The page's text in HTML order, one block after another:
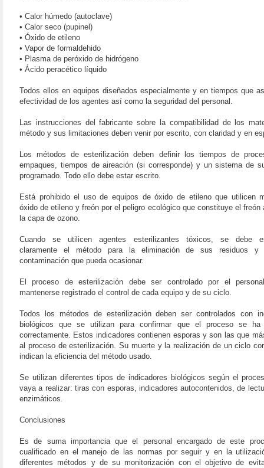
• Calor húmedo (autoclave)
• Calor seco (pupinel)
• Óxido de etileno
• Vapor de formaldehido
• Plasma de peróxido de hidrógeno
• Ácido peracético líquido
Todos ellos en equipos diseñados especialmente y en tiempos que
efectividad de los agentes así como la seguridad del personal.
Las instrucciones del fabricante sobre la compatibilidad de los
método y sus limitaciones deben venir por escrito, con claridad y en
Los métodos de esterilización deben definir los tiempos de
empaques, tiempos de aireación (si corresponde) y un sistema de
programado. Todo ello debe estar escrito.
Está prohibido el uso de equipos de óxido de etileno que utilicen
óxido de etileno y freón por el peligro ecológico que constituye el freón
la capa de ozono.
Cuando se utilicen agentes esterilizantes tóxicos, se debe
claramente el método para la eliminación de sus residuos y
contaminación que pueda ocasionar.
El proceso de esterilización debe ser controlado por el
mantenerse registrado el control de cada equipo y de su ciclo.
Todos los métodos de esterilización deben ser controlados con
biológicos que se utilizan para confirmar que el proceso se ha
correctamente. Estos indicadores contienen esporas y son las que
al proceso de esterilización. Su muerte y la realización de un ciclo
indican la eficiencia del método usado.
Se utilizan diferentes tipos de indicadores biológicos según el
vaya a realizar: tiras con esporas, indicadores autocontenidos, de
enzimáticos.
Conclusiones
Es de suma importancia que el personal encargado de este
cualificado en el manejo de las normas por seguir y en la
diferentes métodos y de su monitorización con el objetivo de